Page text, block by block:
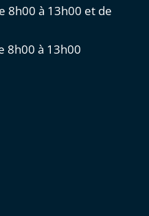
8h00 à 13h00 et de
8h00 à 13h00